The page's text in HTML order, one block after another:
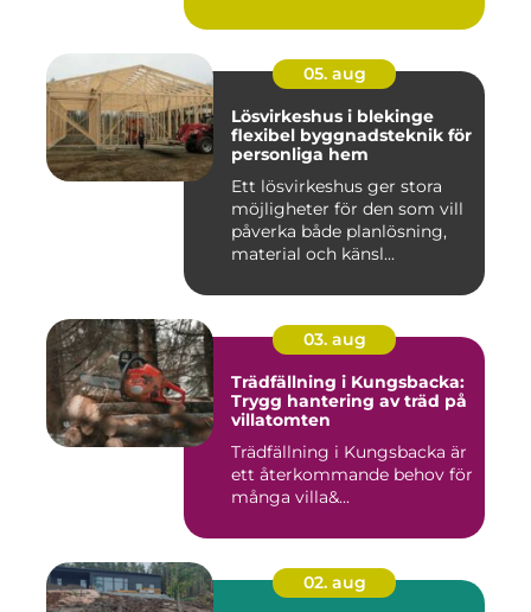
05. aug
Lösvirkeshus i blekinge
flexibel byggnadsteknik för
personliga hem
Ett lösvirkeshus ger stora
möjligheter för den som vill
påverka både planlösning,
material och känsl...
03. aug
Trädfällning i Kungsbacka:
Trygg hantering av träd på
villatomten
Trädfällning i Kungsbacka är
ett återkommande behov för
många villa&...
02. aug